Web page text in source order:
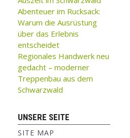
Abenteuer im Rucksack:
Warum die Ausrüstung
über das Erlebnis
entscheidet
Regionales Handwerk neu
gedacht – moderner
Treppenbau aus dem
Schwarzwald
UNSERE SEITE
SITE MAP